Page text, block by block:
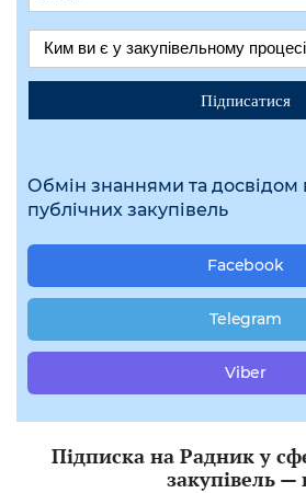
Підписатися
Обмін знаннями та досвідом
публічних закупівель
Facebook
Telegram
Viber
Підписка на Радник у
закупівель —